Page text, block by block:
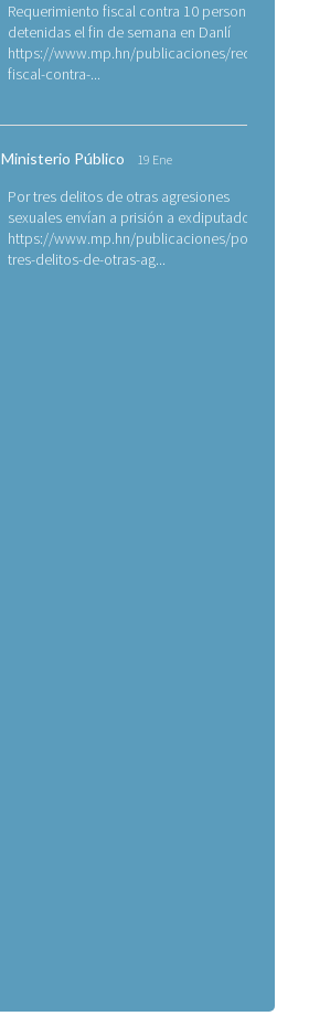
Requerimiento fiscal contra 10 personas
detenidas el fin de semana en Danlí
https://www.mp.hn/publicaciones/
fiscal-contra-...
Ministerio Público 19 Ene
Por tres delitos de otras agresiones
sexuales envían a prisión a exdiputado
https://www.mp.hn/publicaciones/por-
tres-delitos-de-otras-ag...